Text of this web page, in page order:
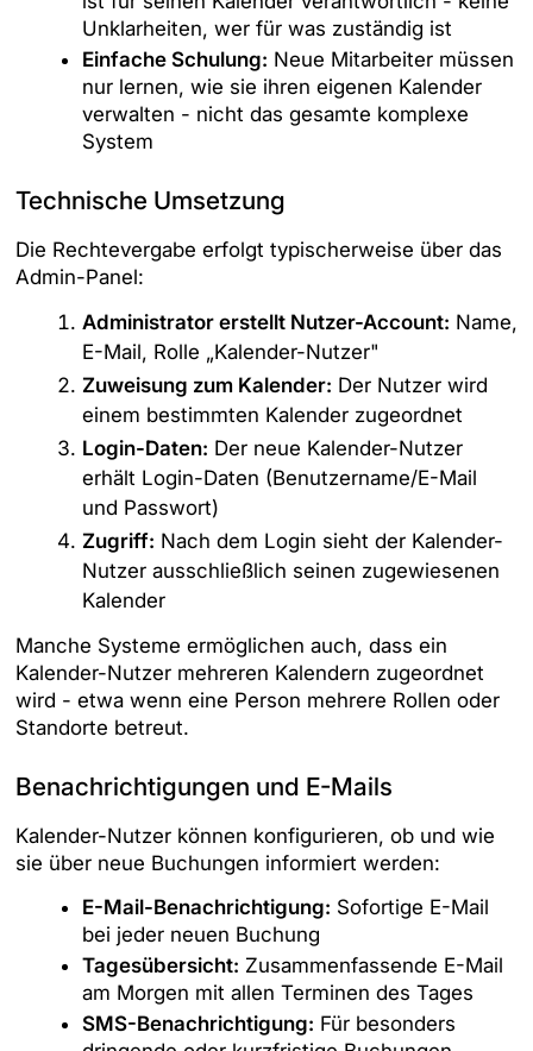
Unklarheiten, wer für was zuständig ist
Einfache Schulung: Neue Mitarbeiter müssen
nur lernen, wie sie ihren eigenen Kalender
verwalten - nicht das gesamte komplexe
System
Technische Umsetzung
Die Rechtevergabe erfolgt typischerweise über das
Admin-Panel:
Administrator erstellt Nutzer-Account: Name,
E-Mail, Rolle „Kalender-Nutzer"
Zuweisung zum Kalender: Der Nutzer wird
einem bestimmten Kalender zugeordnet
Login-Daten: Der neue Kalender-Nutzer
erhält Login-Daten (Benutzername/E-Mail
und Passwort)
Zugriff: Nach dem Login sieht der Kalender-
Nutzer ausschließlich seinen zugewiesenen
Kalender
Manche Systeme ermöglichen auch, dass ein
Kalender-Nutzer mehreren Kalendern zugeordnet
wird - etwa wenn eine Person mehrere Rollen oder
Standorte betreut.
Benachrichtigungen und E-Mails
Kalender-Nutzer können konfigurieren, ob und wie
sie über neue Buchungen informiert werden:
E-Mail-Benachrichtigung: Sofortige E-Mail
bei jeder neuen Buchung
Tagesübersicht: Zusammenfassende E-Mail
am Morgen mit allen Terminen des Tages
SMS-Benachrichtigung: Für besonders